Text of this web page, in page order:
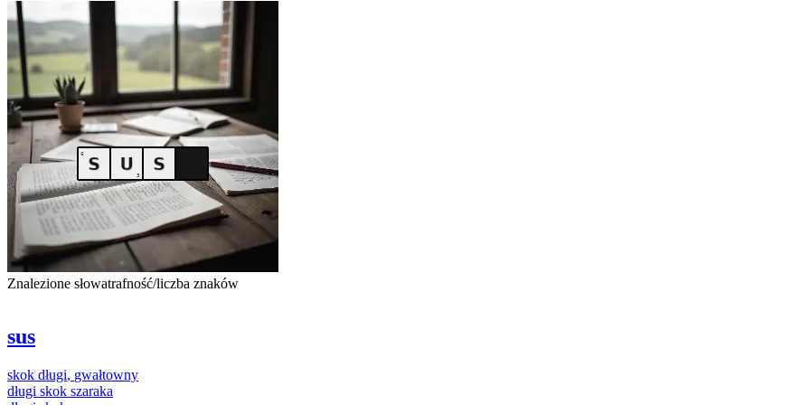
Znalezione słowatrafność/liczba znaków
sus
skok długi, gwałtowny
długi skok szaraka